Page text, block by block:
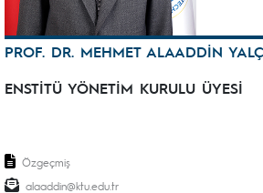
PROF. DR. MEHMET ALAADDİN
ENSTİTÜ YÖNETİM KURULU ÜYESİ
Özgeçmiş
alaaddin@ktu.edu.tr